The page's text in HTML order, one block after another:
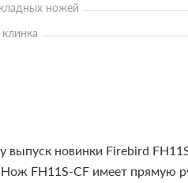
ножей
новинки Firebird
FH11S-CF имеет прямую